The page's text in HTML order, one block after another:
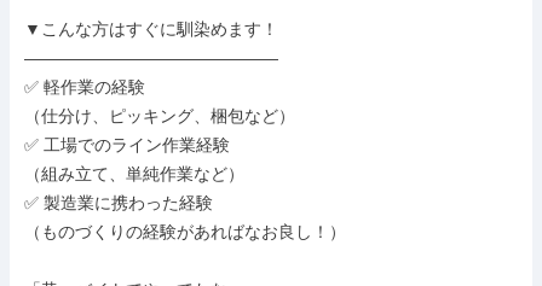
▼こんな方はすぐに馴染めます！
―――――――――――――――
✅ 軽作業の経験
（仕分け、ピッキング、梱包など）
✅ 工場でのライン作業経験
（組み立て、単純作業など）
✅ 製造業に携わった経験
（ものづくりの経験があればなお良し！）